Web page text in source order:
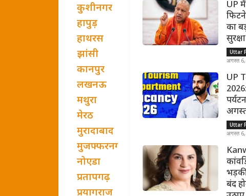
कुशीनगर
हापुड़
हाथरस
झांसी
कानपुर
लखनऊ
मथुरा
मेरठ
मुरादाबाद
मुजफ्फरनगर
नोएडा
प्रतापगढ़
प्रयागराज
UP
का
Uttar
अगस्त
UP
Uttar
अगस्त
बंद